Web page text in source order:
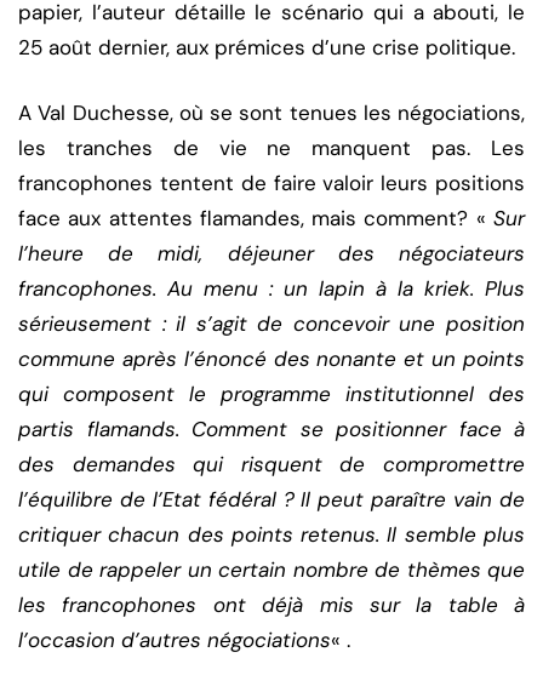
papier, l’auteur détaille le scénario qui a abouti, le
25 août dernier, aux prémices d’une crise politique.
A Val Duchesse, où se sont tenues les négociations,
les tranches de vie ne manquent pas. Les
francophones tentent de faire valoir leurs positions
face aux attentes flamandes, mais comment? « Sur
l’heure de midi, déjeuner des négociateurs
francophones. Au menu : un lapin à la kriek. Plus
sérieusement : il s’agit de concevoir une position
commune après l’énoncé des nonante et un points
qui composent le programme institutionnel des
partis flamands. Comment se positionner face à
des demandes qui risquent de compromettre
l’équilibre de l’Etat fédéral ? Il peut paraître vain de
critiquer chacun des points retenus. Il semble plus
utile de rappeler un certain nombre de thèmes que
les francophones ont déjà mis sur la table à
l’occasion d’autres négociations« .